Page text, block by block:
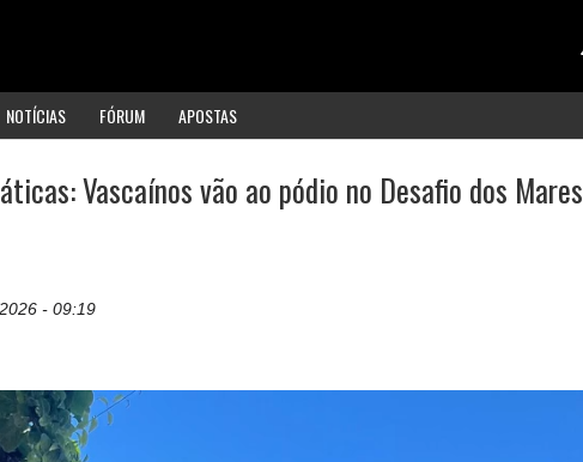
NOTÍCIAS FÓRUM APOSTAS
Vascaínos vão ao pódio no Desafio dos Mares
- 09:19